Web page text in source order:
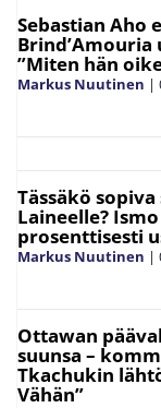
Sebastian Aho
Brind’Amouria
”Miten hän
Markus Nuutinen |
Tässäkö
Laineelle?
prosenttisesti
Markus Nuutinen |
Ottawan
suunsa –
Tkachukin
Vähän”